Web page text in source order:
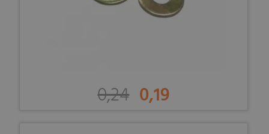
0,24 0,19